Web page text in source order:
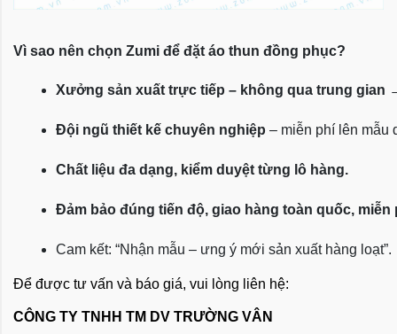
Vì sao nên chọn Zumi để đặt áo thun đồng phục?
Xưởng sản xuất trực tiếp – không qua trung gian
Đội ngũ thiết kế chuyên nghiệp – miễn phí lên mẫu
Chất liệu đa dạng, kiểm duyệt từng lô hàng.
Đảm bảo đúng tiến độ, giao hàng toàn quốc, miễn
Cam kết: “Nhận mẫu – ưng ý mới sản xuất hàng loạt”.
Để được tư vấn và báo giá, vui lòng liên hệ:
CÔNG TY TNHH TM DV TRƯỜNG VÂN